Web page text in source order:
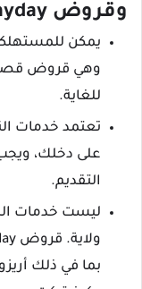
وقروض payday
وهي قروض
للغاية.
على دخلك،
التقديم.
بما في ذلك